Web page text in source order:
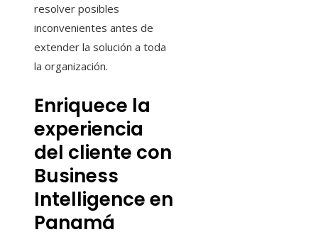
resolver posibles
inconvenientes antes de
extender la solución a toda
la organización.
Enriquece la
experiencia
del cliente con
Business
Intelligence en
Panamá